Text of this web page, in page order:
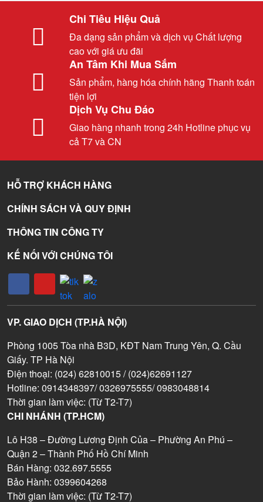
Chi Tiêu Hiệu Quả
Đa dạng sản phẩm và dịch vụ Chất lượng
cao với giá ưu đãi
An Tâm Khi Mua Sắm
Sản phẩm, hàng hóa chính hãng Thanh toán
tiện lợi
Dịch Vụ Chu Đáo
Giao hàng nhanh trong 24h Hotline phục vụ
cả T7 và CN
HỖ TRỢ KHÁCH HÀNG
CHÍNH SÁCH VÀ QUY ĐỊNH
THÔNG TIN CÔNG TY
KẾ NỐI VỚI CHÚNG TÔI
VP. GIAO DỊCH (TP.HÀ NỘI)
Phòng 1005 Tòa nhà B3D, KĐT Nam Trung Yên, Q. Cầu
Giấy. TP Hà Nội
Điện thoại: (024) 62810015 / (024)62691127
Hotline: 0914348397/ 0326975555/ 0983048814
Thời gian làm việc: (Từ T2-T7)
CHI NHÁNH (TP.HCM)
Lô H38 – Đường Lương Định Của – Phường An Phú –
Quận 2 – Thành Phố Hồ Chí Minh
Bán Hàng: 032.697.5555
Bảo Hành: 0399604268
Thời gian làm việc: (Từ T2-T7)